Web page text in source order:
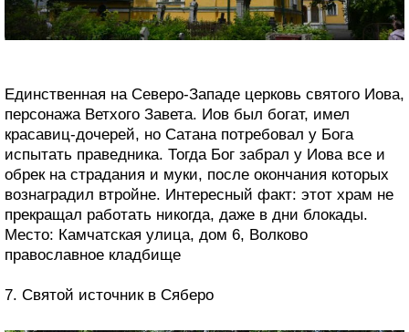
Единственная на Северо-Западе церковь святого Иова,
персонажа Ветхого Завета. Иов был богат, имел
красавиц-дочерей, но Сатана потребовал у Бога
испытать праведника. Тогда Бог забрал у Иова все и
обрек на страдания и муки, после окончания которых
вознаградил втройне. Интересный факт: этот храм не
прекращал работать никогда, даже в дни блокады.
Место: Камчатская улица, дом 6, Волково
православное кладбище
7. Святой источник в Сяберо